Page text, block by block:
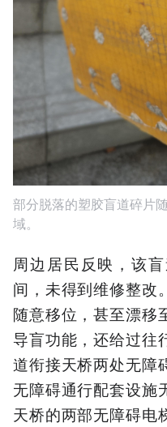
部分脱落的塑胶盲道碎片
域。
周边居民反映，该
间，未得到维修整改
随意移位，甚至漂移
导盲功能，还给过往
道衔接天桥两处无障
无障碍通行配套设施
天桥的两部无障碍电